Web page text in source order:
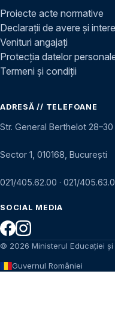
Proiecte acte normative
Declarații de avere și
Venituri angajați
Protecția datelor
Termeni și condiții
ADRESĂ // TELEFOANE
Str. General Berthelot 28–30
Sector 1, 010168, București
021/405.62.00 · 021/
SOCIAL MEDIA
© 2026 Ministerul Educației
Guvernul României